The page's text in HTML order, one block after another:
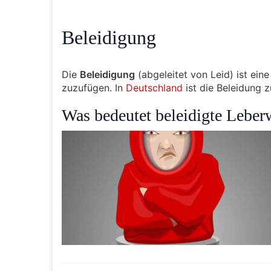
Beleidigung
Die Beleidigung (abgeleitet von Leid) ist
zuzufügen. In Deutschland ist die Beleidung
Was bedeutet beleidigte